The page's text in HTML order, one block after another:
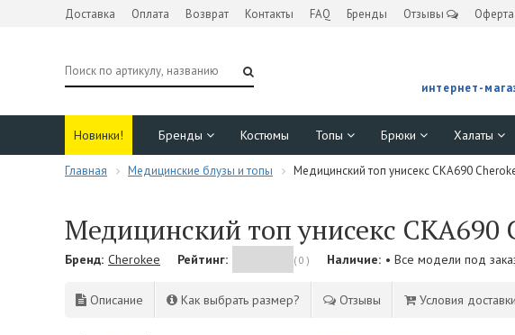
Доставка Оплата Возврат Контакты FAQ Бренды Отзывы Оферта
интернет-
Новинки! Бренды Костюмы Топы Брюки Халаты
Главная Медицинские блузы и топы Медицинский топ унисекс CKA690
Медицинский топ унисекс CKA690
Бренд: Cherokee Рейтинг: ( 0 ) Наличие: • Все модели под
Описание Как выбрать размер? Отзывы Условия доставки